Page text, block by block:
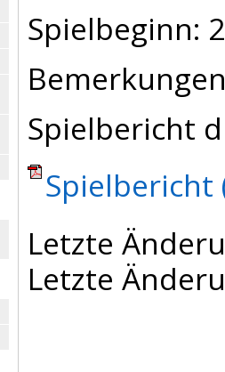
Spielbeginn:
Spielbericht
Spielbericht
Letzte
Letzte